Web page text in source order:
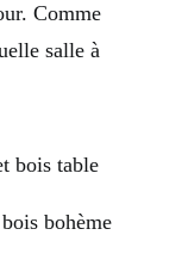
Comme
salle à